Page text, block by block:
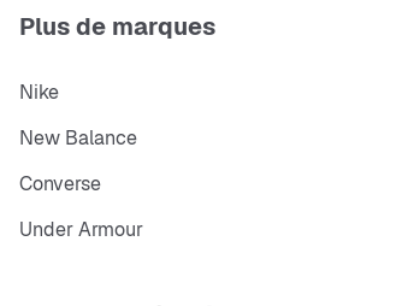
Plus de marques
Nike
New Balance
Converse
Under Armour